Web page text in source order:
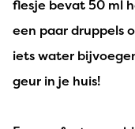
flesje bevat 50 ml
een paar druppels
iets water
geur in je huis!